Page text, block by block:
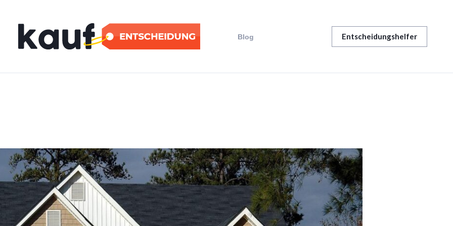
Blog Entscheidungshelfer